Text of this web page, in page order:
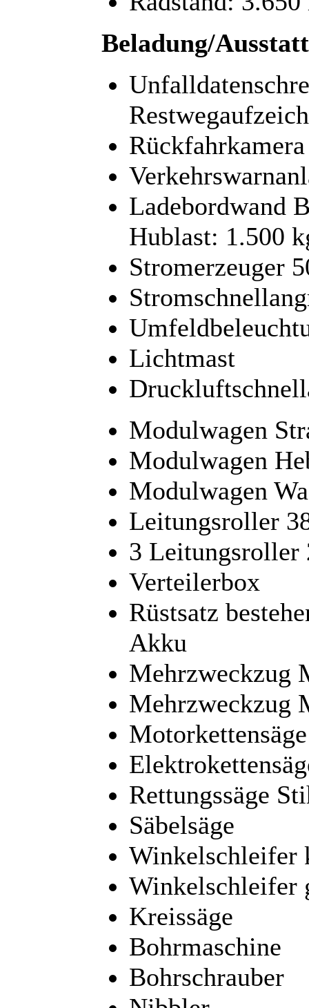
Beladung/
Rückfahrkamera
Ladebordwand
Hublast: 1.500
Stromerzeuger
Lichtmast
Modulwagen
Modulwagen
Modulwagen
Leitungsroller
3 Leitungsroller
Verteilerbox
Rüstsatz
Akku
Mehrzweckzug
Mehrzweckzug
Rettungssäge
Säbelsäge
Winkelschleifer
Winkelschleifer
Kreissäge
Bohrmaschine
Bohrschrauber